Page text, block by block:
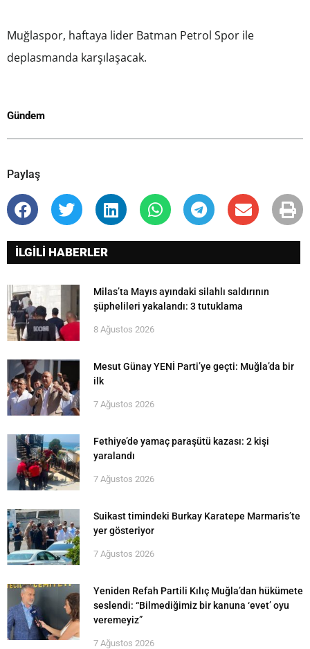
Muğlaspor, haftaya lider Batman Petrol Spor ile
deplasmanda karşılaşacak.
Gündem
Paylaş
İLGİLİ HABERLER
Milas’ta Mayıs ayındaki silahlı saldırının
şüphelileri yakalandı: 3 tutuklama
8 Ağustos 2026
Mesut Günay YENİ Parti’ye geçti: Muğla’da bir
ilk
7 Ağustos 2026
Fethiye’de yamaç paraşütü kazası: 2 kişi
yaralandı
7 Ağustos 2026
Suikast timindeki Burkay Karatepe Marmaris’te
yer gösteriyor
7 Ağustos 2026
Yeniden Refah Partili Kılıç Muğla’dan hükümete
seslendi: “Bilmediğimiz bir kanuna ‘evet’ oyu
veremeyiz”
7 Ağustos 2026